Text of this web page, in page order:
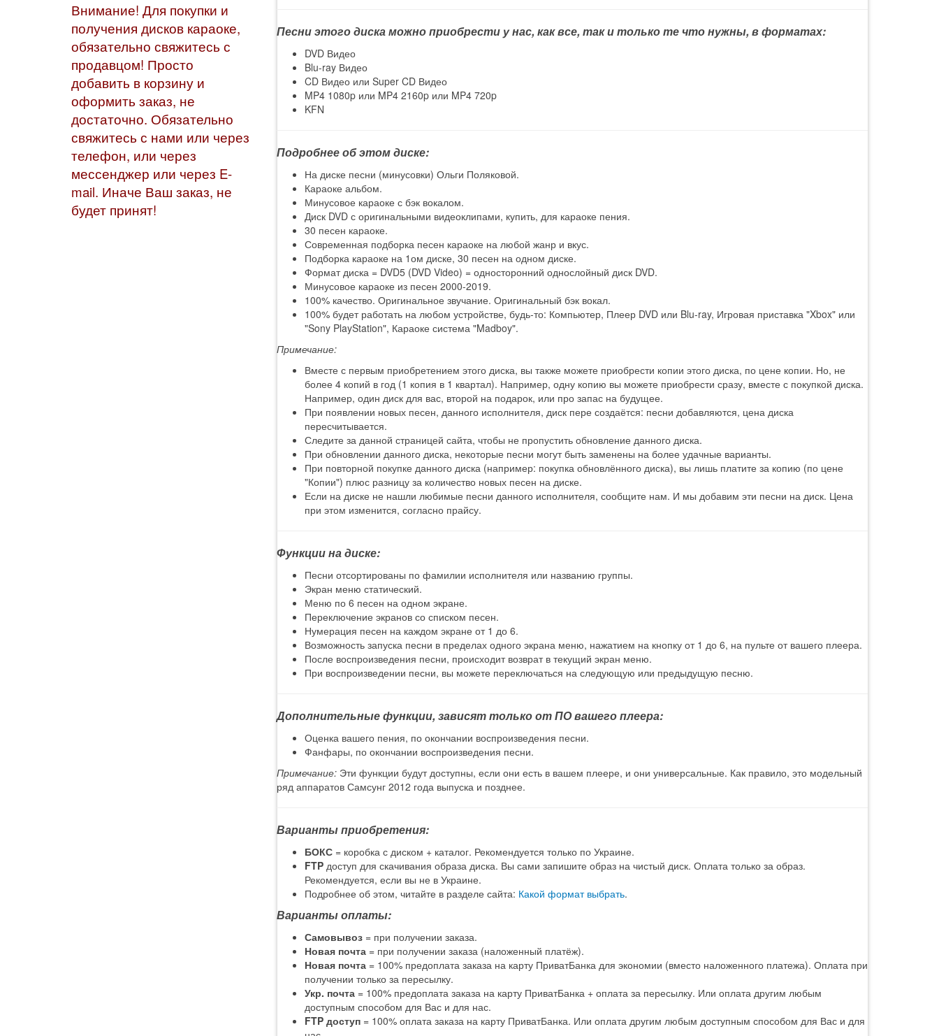
Песни этого диска можно приобрести у нас, как все, так и только те что нужны, в форматах:
DVD Видео
Blu-ray Видео
CD Видео или Super CD Видео
MP4 1080p или MP4 2160p или MP4 720p
KFN
Подробнее об этом диске:
На диске песни (минусовки) Ольги Поляковой.
Караоке альбом.
Минусовое караоке с бэк вокалом.
Диск DVD с оригинальными видеоклипами, купить, для караоке пения.
30 песен караоке.
Современная подборка песен караоке на любой жанр и вкус.
Подборка караоке на 1ом диске, 30 песен на одном диске.
Формат диска = DVD5 (DVD Video) = односторонний однослойный диск DVD.
Минусовое караоке из песен 2000-2019.
100% качество. Оригинальное звучание. Оригинальный бэк вокал.
100% будет работать на любом устройстве, будь-то: Компьютер, Плеер DVD или Blu-ray, Игровая приставка "Xbox" или
"Sony PlayStation", Караоке система "Madboy".
Примечание:
Вместе с первым приобретением этого диска, вы также можете приобрести копии этого диска, по цене копии. Но, не
более 4 копий в год (1 копия в 1 квартал). Например, одну копию вы можете приобрести сразу, вместе с покупкой диска.
Например, один диск для вас, второй на подарок, или про запас на будущее.
При появлении новых песен, данного исполнителя, диск пере создаётся: песни добавляются, цена диска
пересчитывается.
Следите за данной страницей сайта, чтобы не пропустить обновление данного диска.
При обновлении данного диска, некоторые песни могут быть заменены на более удачные варианты.
При повторной покупке данного диска (например: покупка обновлённого диска), вы лишь платите за копию (по цене
"Копии") плюс разницу за количество новых песен на диске.
Если на диске не нашли любимые песни данного исполнителя, сообщите нам. И мы добавим эти песни на диск. Цена
при этом изменится, согласно прайсу.
Функции на диске:
Песни отсортированы по фамилии исполнителя или названию группы.
Экран меню статический.
Меню по 6 песен на одном экране.
Переключение экранов со списком песен.
Нумерация песен на каждом экране от 1 до 6.
Возможность запуска песни в пределах одного экрана меню, нажатием на кнопку от 1 до 6, на пульте от вашего плеера.
После воспроизведения песни, происходит возврат в текущий экран меню.
При воспроизведении песни, вы можете переключаться на следующую или предыдущую песню.
Дополнительные функции, зависят только от ПО вашего плеера:
Оценка вашего пения, по окончании воспроизведения песни.
Фанфары, по окончании воспроизведения песни.
Примечание: Эти функции будут доступны, если они есть в вашем плеере, и они универсальные. Как правило, это модельный
ряд аппаратов Самсунг 2012 года выпуска и позднее.
Варианты приобретения:
БОКС = коробка с диском + каталог. Рекомендуется только по Украине.
FTP доступ для скачивания образа диска. Вы сами запишите образ на чистый диск. Оплата только за образ.
Рекомендуется, если вы не в Украине.
Подробнее об этом, читайте в разделе сайта: Какой формат выбрать.
Варианты оплаты:
Самовывоз = при получении заказа.
Новая почта = при получении заказа (наложенный платёж).
Новая почта = 100% предоплата заказа на карту ПриватБанка для экономии (вместо наложенного платежа). Оплата при
получении только за пересылку.
Укр. почта = 100% предоплата заказа на карту ПриватБанка + оплата за пересылку. Или оплата другим любым
доступным способом для Вас и для нас.
FTP доступ = 100% оплата заказа на карту ПриватБанка. Или оплата другим любым доступным способом для Вас и для
Внимание! Для покупки и
получения дисков караоке,
обязательно свяжитесь с
продавцом! Просто
добавить в корзину и
оформить заказ, не
достаточно. Обязательно
свяжитесь с нами или через
телефон, или через
мессенджер или через E-
mail. Иначе Ваш заказ, не
будет принят!